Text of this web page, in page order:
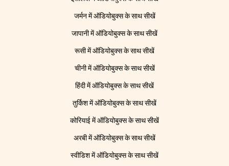
जर्मन में ऑडियोबुक्स के साथ सीखें
जापानी में ऑडियोबुक्स के साथ सीखें
रूसी में ऑडियोबुक्स के साथ सीखें
चीनी में ऑडियोबुक्स के साथ सीखें
हिंदी में ऑडियोबुक्स के साथ सीखें
तुर्किश में ऑडियोबुक्स के साथ सीखें
कोरियाई में ऑडियोबुक्स के साथ सीखें
अरबी में ऑडियोबुक्स के साथ सीखें
स्वीडिश में ऑडियोबुक्स के साथ सीखें